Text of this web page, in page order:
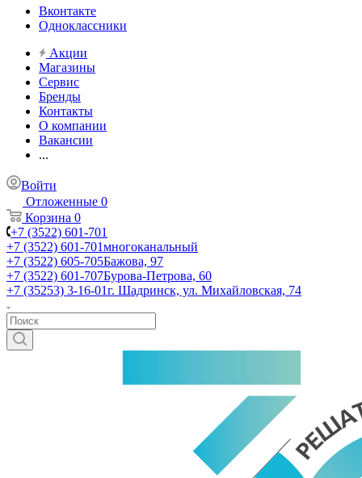
Вконтакте
Одноклассники
Акции
Магазины
Сервис
Бренды
Контакты
О компании
Вакансии
...
Войти
Отложенные 0
Корзина 0
+7 (3522) 601-701
+7 (3522) 601-701многоканальный
+7 (3522) 605-705Бажова, 97
+7 (3522) 601-707Бурова-Петрова, 60
+7 (35253) 3-16-01г. Шадринск, ул. Михайловская, 74